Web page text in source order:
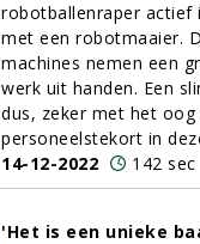
robotballenraper actief
met een robotmaaier.
machines nemen een
werk uit handen. Een
dus, zeker met het
personeelstekort in
14-12-2022
142 sec
'Het is een unieke